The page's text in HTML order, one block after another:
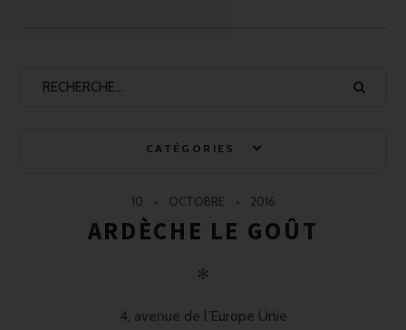
CATÉGORIES
10 OCTOBRE 2016
ARDÈCHE LE GOÛT
✻
4, avenue de l’Europe Unie